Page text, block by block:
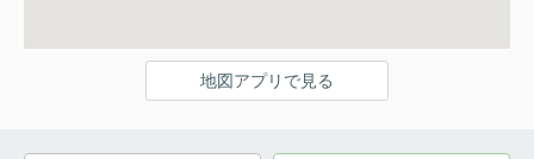
地図アプリで見る